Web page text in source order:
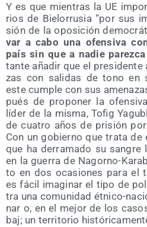
Y es que mien­tras la UE
rios de Bie­lo­rru­sia “por sus
sión de la opo­si­ción
var a cabo una ofen­si­va
país sin que a nadie
tan­te aña­dir que el
zas con sali­das de tono en
este cum­ple con sus
pués de pro­po­ner la
líder de la mis­ma, Tofig
de cua­tro años de pri­sión
Con un gobierno que tra­ta
que ha derra­ma­do su san­gre
en la gue­rra de Nagorno-
to en dos oca­sio­nes para el
es fácil ima­gi­nar el tipo de
tra una comu­ni­dad étni­co-
nar o, en el mejor de los
baj; un terri­to­rio